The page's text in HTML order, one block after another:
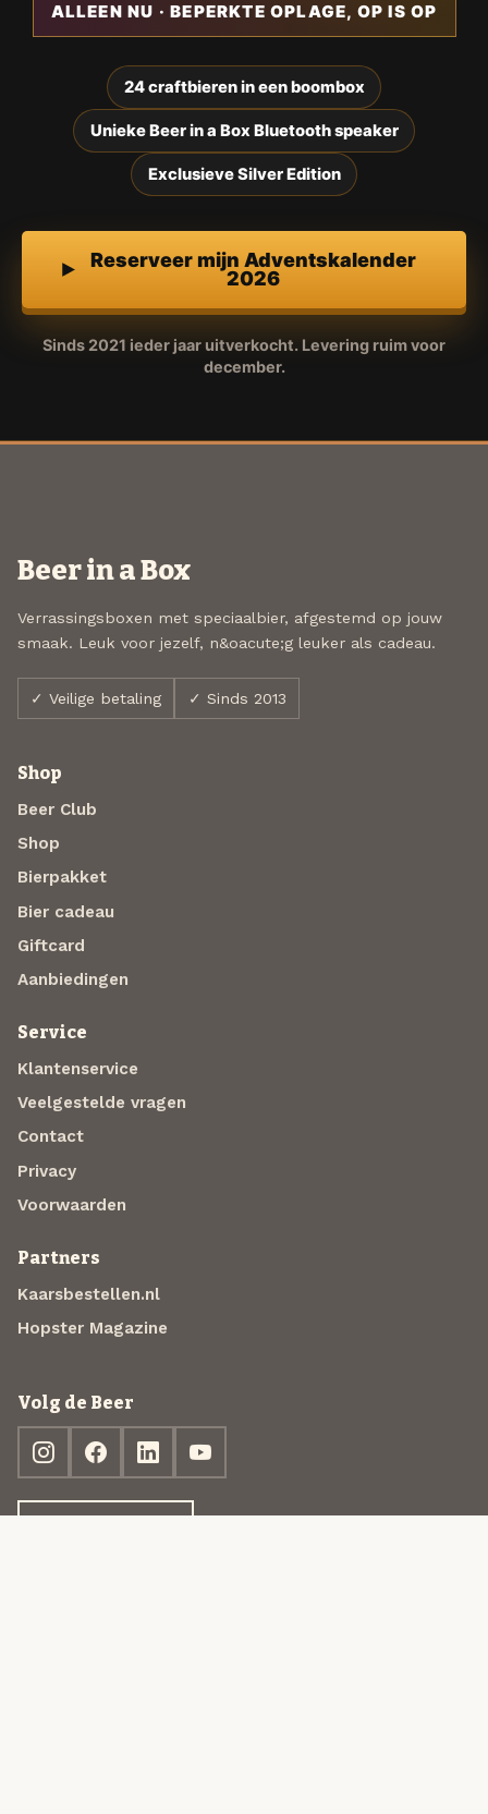
ALLEEN NU · BEPERKTE OPLAGE, OP IS OP
24 craftbieren in een boombox
Unieke Beer in a Box Bluetooth speaker
Exclusieve Silver Edition
Reserveer mijn Adventskalender
2026
Sinds 2021 ieder jaar uitverkocht. Levering ruim voor
december.
Beer in a Box
Verrassingsboxen met speciaalbier, afgestemd op jouw
smaak. Leuk voor jezelf, n&oacute;g leuker als cadeau.
✓ Veilige betaling ✓ Sinds 2013
Shop
Beer Club
Shop
Bierpakket
Bier cadeau
Giftcard
Aanbiedingen
Service
Klantenservice
Veelgestelde vragen
Contact
Privacy
Voorwaarden
Partners
Kaarsbestellen.nl
Hopster Magazine
Volg de Beer